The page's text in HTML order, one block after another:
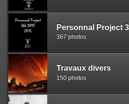
Personnal Project
367 photos
Travaux divers
150 photos